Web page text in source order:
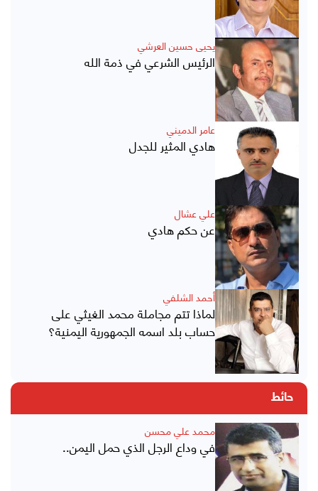
يحيى حسين العرشي
الرئيس الشرعي في ذمة الله
عامر الدميني
هادي المثير للجدل
علي عشال
عن حكم هادي
أحمد الشلفي
لماذا تتم مجاملة محمد الغيثي على
حساب بلد اسمه الجمهورية اليمنية؟
حائط
محمد علي محسن
في وداع الرجل الذي حمل اليمن..